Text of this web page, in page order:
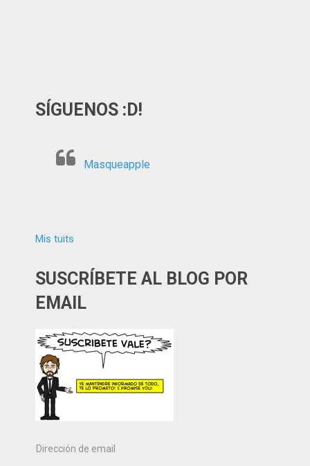
SÍGUENOS :D!
Masqueapple
Mis tuits
SUSCRÍBETE AL BLOG POR
EMAIL
Dirección